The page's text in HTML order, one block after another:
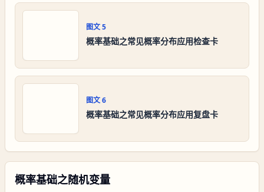
图文5
概率基础之常见概率分布应用检查卡
图文6
概率基础之常见概率分布应用复盘卡
概率基础之随机变量